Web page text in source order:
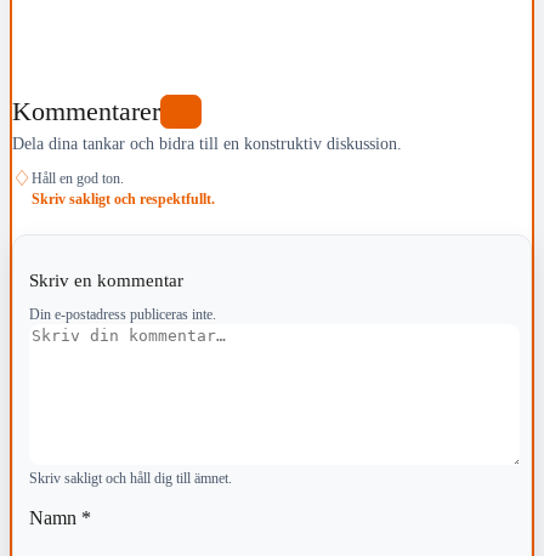
Kommentarer
Dela dina tankar och bidra till en konstruktiv diskussion.
♢ Håll en god ton.
Skriv sakligt och respektfullt.
Skriv en kommentar
Din e-postadress publiceras inte.
Kommentar
Skriv sakligt och håll dig till ämnet.
Namn *